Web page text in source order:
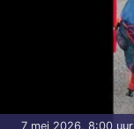
7 mei 2026, 8:00 uur